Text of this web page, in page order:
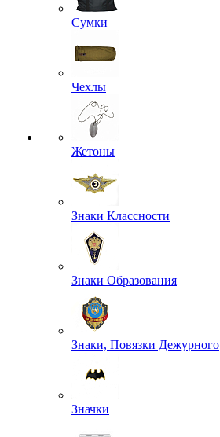
Сумки
Чехлы
Жетоны
Знаки Классности
Знаки Образования
Знаки, Повязки Дежурного
Значки